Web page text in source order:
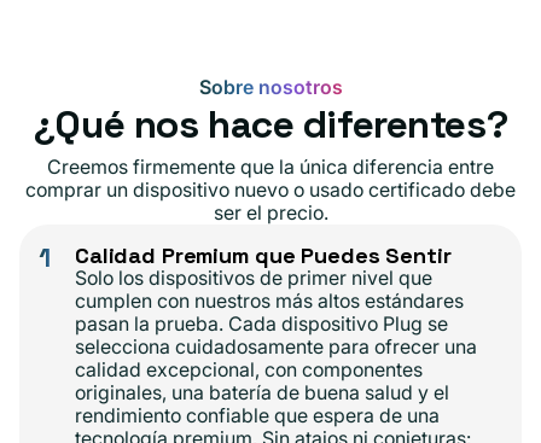
Sobre nosotros
¿Qué nos hace diferentes?
Creemos firmemente que la única diferencia entre
comprar un dispositivo nuevo o usado certificado debe
ser el precio.
1 Calidad Premium que Puedes Sentir
Solo los dispositivos de primer nivel que
cumplen con nuestros más altos estándares
pasan la prueba. Cada dispositivo Plug se
selecciona cuidadosamente para ofrecer una
calidad excepcional, con componentes
originales, una batería de buena salud y el
rendimiento confiable que espera de una